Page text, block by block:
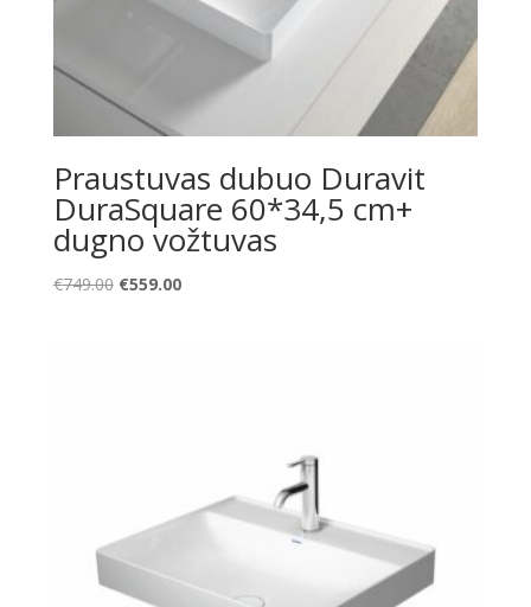
Praustuvas dubuo Duravit
DuraSquare 60*34,5 cm+
dugno vožtuvas
€749.00 Original
€559.00Current